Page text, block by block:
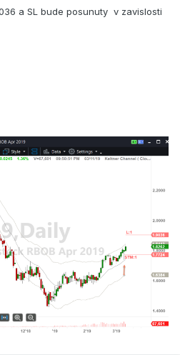
a SL bude posunuty v zavislosti